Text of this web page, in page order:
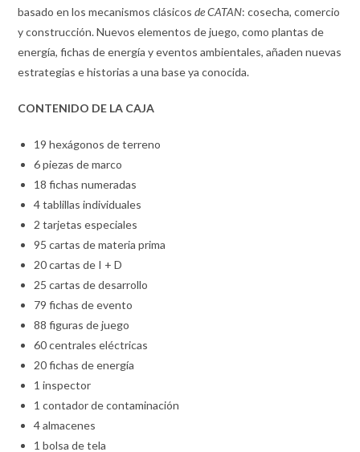
basado en los mecanismos clásicos de CATAN: cosecha, comercio
y construcción. Nuevos elementos de juego, como plantas de
energía, fichas de energía y eventos ambientales, añaden nuevas
estrategias e historias a una base ya conocida.
CONTENIDO DE LA CAJA
19 hexágonos de terreno
6 piezas de marco
18 fichas numeradas
4 tablillas individuales
2 tarjetas especiales
95 cartas de materia prima
20 cartas de I + D
25 cartas de desarrollo
79 fichas de evento
88 figuras de juego
60 centrales eléctricas
20 fichas de energía
1 inspector
1 contador de contaminación
4 almacenes
1 bolsa de tela